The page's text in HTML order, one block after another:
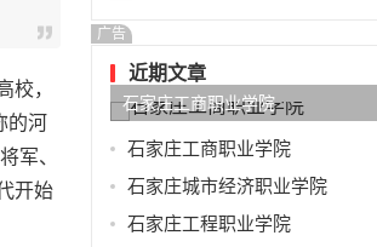
校，
的河
军、
开始
广告
近期文章
石家庄工商职业学院
石家庄工商职业学院
石家庄城市经济职业学院
石家庄工程职业学院